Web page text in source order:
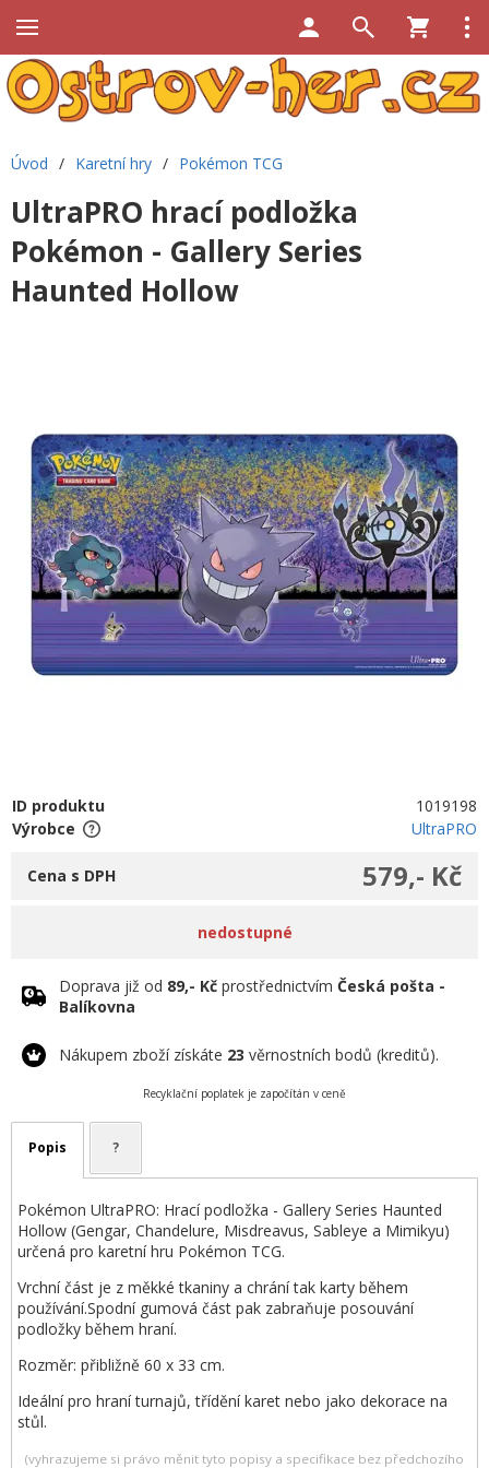
Úvod / Karetní hry / Pokémon TCG
UltraPRO hrací podložka
Pokémon - Gallery Series
Haunted Hollow
ID produktu
1019198
Výrobce
UltraPRO
579,- Kč
Cena s DPH
nedostupné
Doprava již od 89,- Kč prostřednictvím Česká pošta -
Balíkovna
Nákupem zboží získáte 23 věrnostních bodů (kreditů).
Recyklační poplatek je započítán v ceně
Popis ?
Pokémon UltraPRO: Hrací podložka - Gallery Series Haunted
Hollow (Gengar, Chandelure, Misdreavus, Sableye a Mimikyu)
určená pro karetní hru Pokémon TCG.
Vrchní část je z měkké tkaniny a chrání tak karty během
používání.Spodní gumová část pak zabraňuje posouvání
podložky během hraní.
Rozměr: přibližně 60 x 33 cm.
Ideální pro hraní turnajů, třídění karet nebo jako dekorace na
stůl.
(vyhrazujeme si právo měnit tyto popisy a specifikace bez předchozího